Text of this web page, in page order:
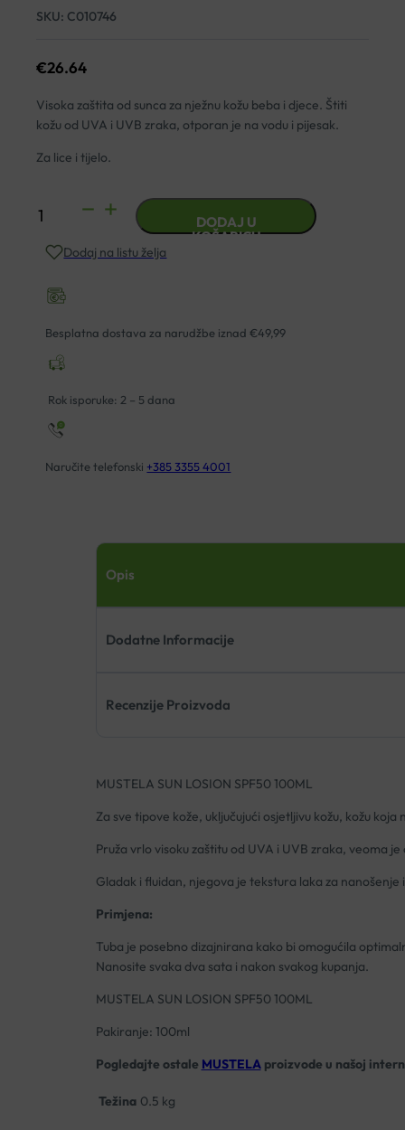
SKU: C010746
€26.64
Visoka zaštita od sunca za nježnu kožu beba i djece. Štiti
kožu od UVA i UVB zraka, otporan je na vodu i pijesak.
Za lice i tijelo.
MUSTELA
LOSION
100M
količina
DODAJ U
KOŠARICU
Dodaj na listu želja
Besplatna dostava za narudžbe iznad €49,99
Rok isporuke: 2 – 5 dana
Naručite telefonski +385 3355 4001
Opis
Dodatne Informacije
Recenzije Proizvoda
MUSTELA SUN LOSION SPF50 100ML
Za sve tipove kože, uključujući osjetljivu kožu, kožu koja
Pruža vrlo visoku zaštitu od UVA i UVB zraka, veoma
Gladak i fluidan, njegova je tekstura laka za
Primjena:
Tuba je posebno dizajnirana kako bi omogućila
Nanosite svaka dva sata i nakon svakog kupanja.
MUSTELA SUN LOSION SPF50 100ML
Pakiranje: 100ml
Pogledajte ostale MUSTELAproizvode u našoj
Težina 0.5 kg